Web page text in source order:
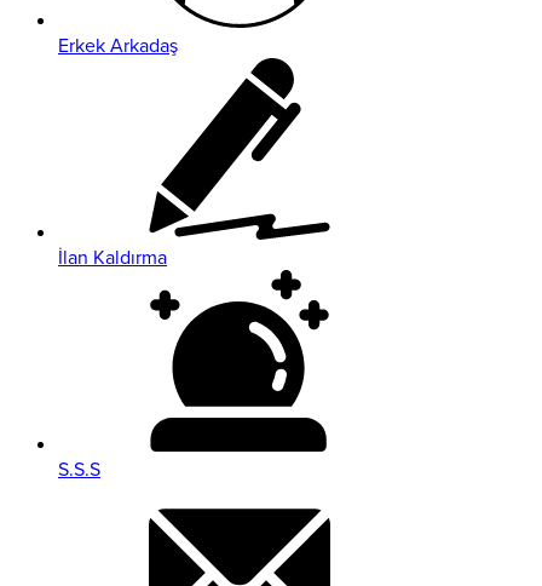
Erkek Arkadaş
İlan Kaldırma
S.S.S